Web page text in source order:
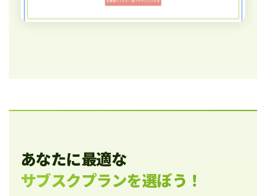
あなたに最適な
サブスクプランを選ぼう！